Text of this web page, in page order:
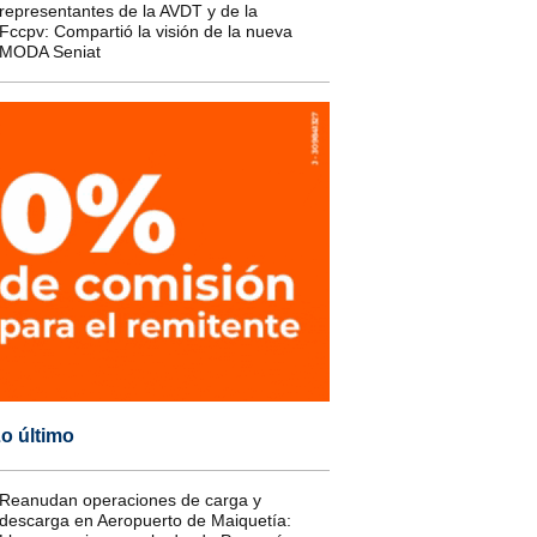
de la AVDT y de la
Compartió la visión de la nueva
Seniat
último
operaciones de carga y
en Aeropuerto de Maiquetía: